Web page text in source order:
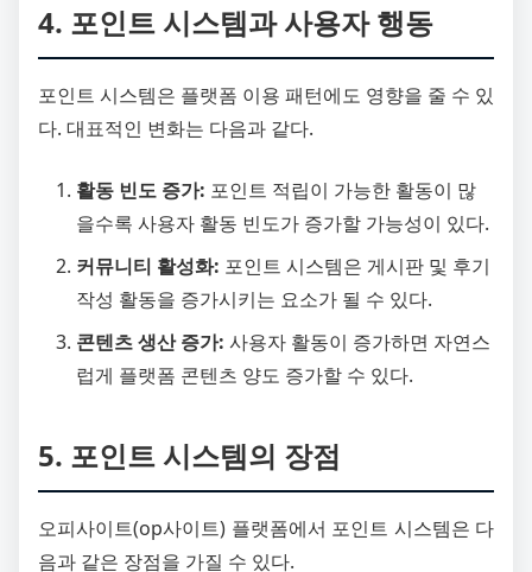
4. 포인트 시스템과 사용자 행동
포인트 시스템은 플랫폼 이용 패턴에도 영향을 줄 수 있
다. 대표적인 변화는 다음과 같다.
활동 빈도 증가: 포인트 적립이 가능한 활동이 많
을수록 사용자 활동 빈도가 증가할 가능성이 있다.
커뮤니티 활성화: 포인트 시스템은 게시판 및 후기
작성 활동을 증가시키는 요소가 될 수 있다.
콘텐츠 생산 증가: 사용자 활동이 증가하면 자연스
럽게 플랫폼 콘텐츠 양도 증가할 수 있다.
5. 포인트 시스템의 장점
오피사이트(op사이트) 플랫폼에서 포인트 시스템은 다
음과 같은 장점을 가질 수 있다.